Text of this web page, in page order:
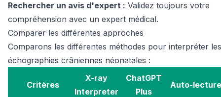
Rechercher un avis d'expert : Validez toujours votre
compréhension avec un expert médical.
Comparer les différentes approches
Comparons les différentes méthodes pour interpréter les
échographies crâniennes néonatales :
Critères
X-ray
Interpreter
ChatGPT
Plus
Auto-lecture